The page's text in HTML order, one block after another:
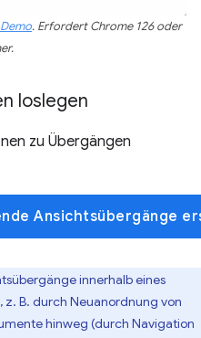
. Erfordert Chrome 126 oder
loslegen
zu Übergängen
Ansichtsübergänge
innerhalb eines
B. durch Neuanordnung von
hinweg (durch Navigation